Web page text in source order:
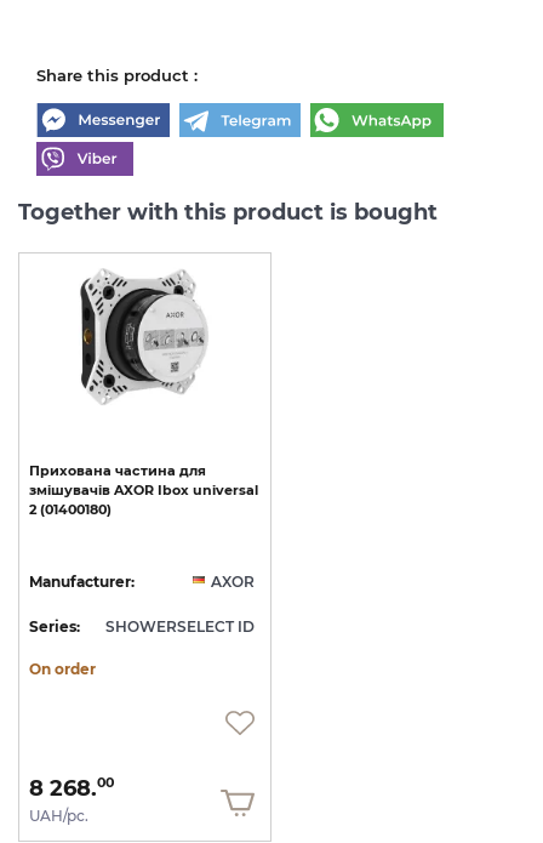
Share this product :
Together with this product is bought
Прихована частина для
змішувачів AXOR Ibox universal
2 (01400180)
Manufacturer: AXOR
Series: SHOWERSELECT ID
On order
8 268.00
UAH/pc.